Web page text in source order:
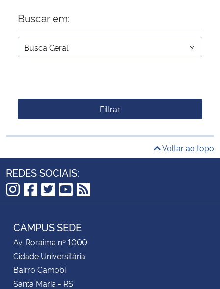
Buscar em:
Filtrar
Voltar ao topo
REDES SOCIAIS:
Instagram
Facebook
Twitter
YouTube
RSS
CAMPUS SEDE
Av. Roraima nº 1000
Cidade Universitária
Bairro Camobi
Santa Maria - RS